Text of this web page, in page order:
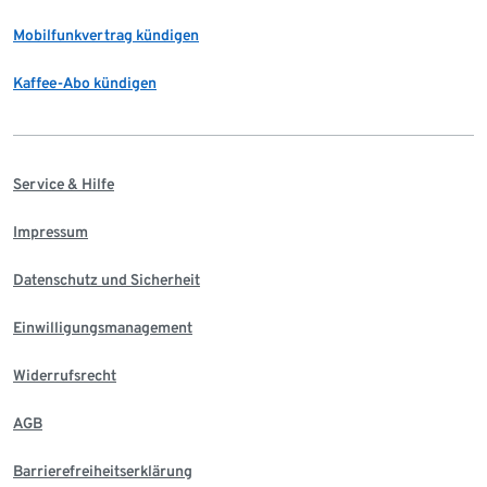
Mobilfunkvertrag kündigen
Kaffee-Abo kündigen
Service & Hilfe
Impressum
Datenschutz und Sicherheit
Einwilligungsmanagement
Widerrufsrecht
AGB
Barrierefreiheitserklärung